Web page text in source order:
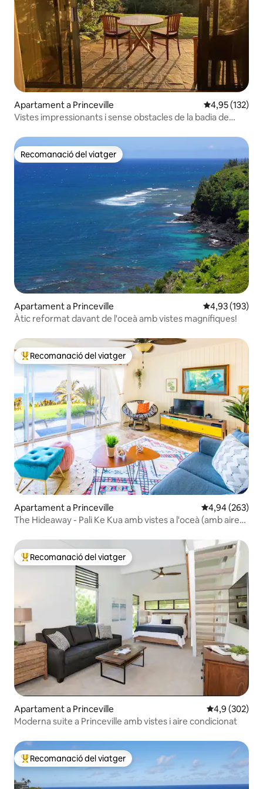
Apartament a Princeville 4,95 de
4,95 (132)
Vistes impressionants i sense obstacles de la badia de
Recomanació del viatger
Recomanació del viatger
Apartament a Princeville 4,93 de
4,93 (193)
Àtic reformat davant de l'oceà amb vistes magnífiques!
Principals recomanacions dels viatgers
Recomanació del viatger
Apartament a Princeville 4,94 de
4,94 (263)
The Hideaway - Pali Ke Kua amb vistes a l'oceà (amb aire
Principals recomanacions dels viatgers
Recomanació del viatger
Apartament a Princeville 4,9 de
4,9 (302)
Moderna suite a Princeville amb vistes i aire condicionat
Principals recomanacions dels viatgers
Recomanació del viatger